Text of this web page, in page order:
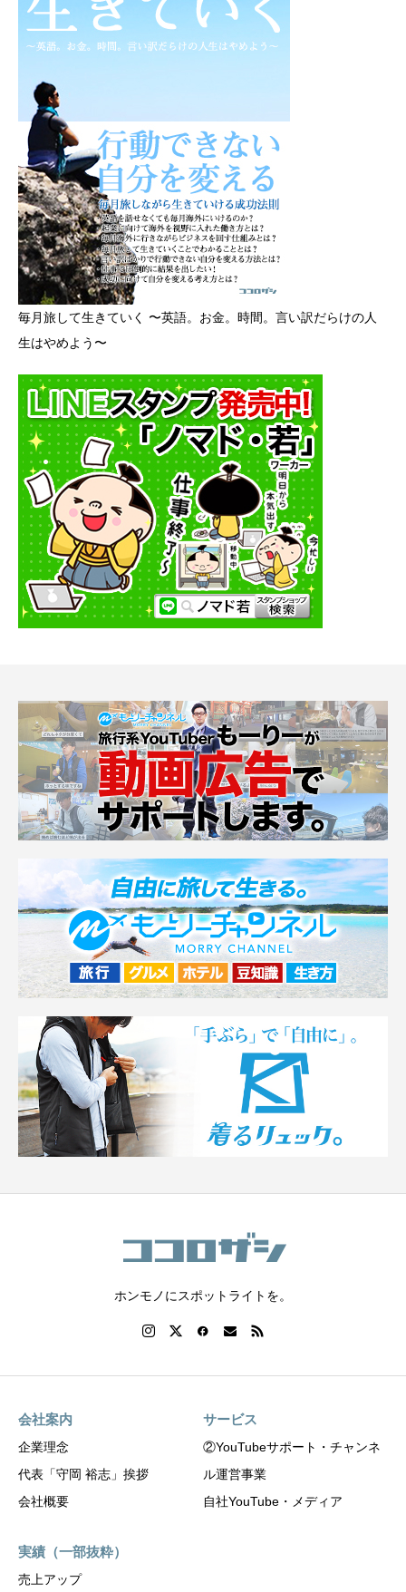
毎月旅して生きていく 〜英語。お金。時間。言い訳だらけの人
生はやめよう〜
ホンモノにスポットライトを。
会社案内
企業理念
代表「守岡 裕志」挨拶
会社概要
サービス
②YouTubeサポート・チャンネ
ル運営事業
自社YouTube・メディア
実績（一部抜粋）
売上アップ